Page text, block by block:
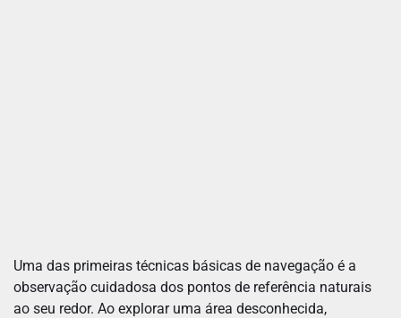
Uma das primeiras técnicas básicas de navegação é a
observação cuidadosa dos pontos de referência naturais
ao seu redor. Ao explorar uma área desconhecida,